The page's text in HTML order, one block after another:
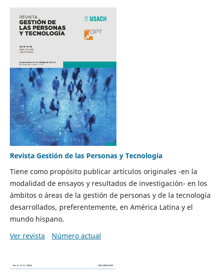
Revista Gestión de las Personas y Tecnología
Tiene como propósito publicar artículos originales -en la
modalidad de ensayos y resultados de investigación- en los
ámbitos o áreas de la gestión de personas y de la tecnología
desarrollados, preferentemente, en América Latina y el
mundo hispano.
Ver revista
Número actual